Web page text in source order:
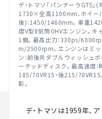
デ・トマソ「パンテーラGTS
1730×全高1100mm、ホイー
後)：1450/1460mm。車重
度V型8気筒OHVエンジン。
1個。最高出力：330ps/
m/2500rpm。エンジンはミッ
ン：前後共ダブルウィッシュ
ーテッドディスク。最高速度
185/70VR15・後215/70VR15
影。
デ・トマソは1959年、ア